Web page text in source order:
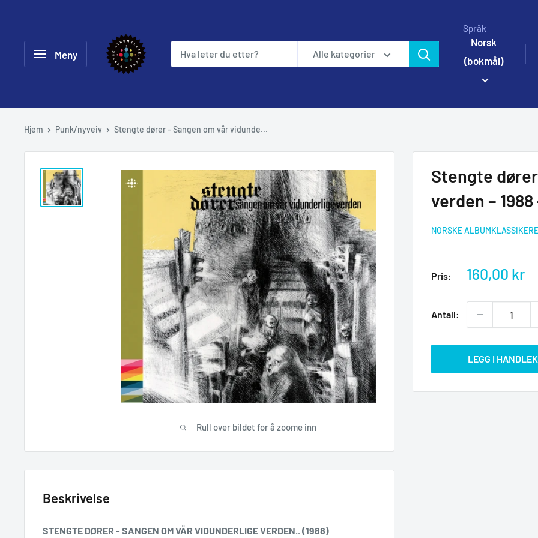
innholdet
Meny
Norske
Albumklassikere
Alle kategorier
Språk
Norsk
(bokmål)
Hjem Punk/nyveiv Stengte dører - Sangen om vår vidunde...
Rull over bildet for å zoome inn
Stengte
verden –
NORSKE ALBUMKLASSIKERE
Pris: Salgspris
160,00 kr
Antall:
LEGG I
Beskrivelse
STENGTE DØRER - SANGEN OM VÅR VIDUNDERLIGE VERDEN.. (1988)